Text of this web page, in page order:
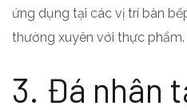
ứng dụng tại các vị trí bàn
thường xuyên với thực phẩm.
3. Đá nhân